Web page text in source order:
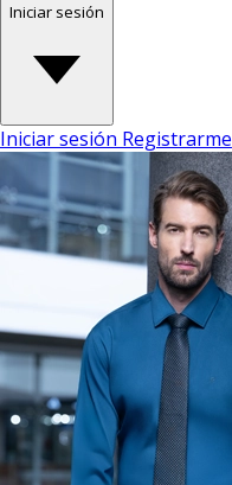
Iniciar sesión
Iniciar sesión Registrarme